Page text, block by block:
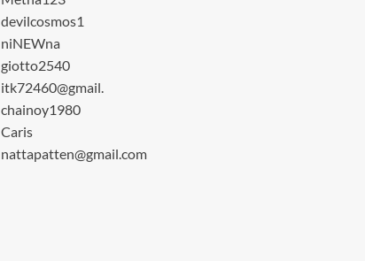
devilcosmos1
niNEWna
giotto2540
itk72460@gmail.
chainoy1980
Caris
nattapatten@gmail.com